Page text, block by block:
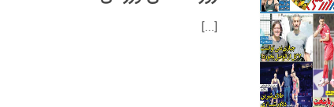
[...]